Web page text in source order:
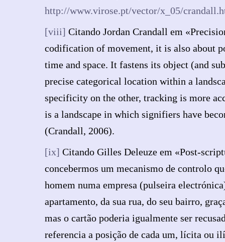
http://www.virose.pt/vector/x_05/
[viii] Citando Jordan Crandall em
codification of movement, it is also about
time and space. It fastens its object (and
precise categorical location within a
specificity on the other, tracking is more
is a landscape in which signifiers have
(Crandall, 2006).
[ix] Citando Gilles Deleuze em «Post-
concebermos um mecanismo de controlo
homem numa empresa (pulseira
apartamento, da sua rua, do seu bairro,
mas o cartão poderia igualmente ser
referencia a posição de cada um, lícita ou